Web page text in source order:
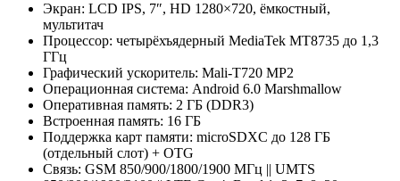
Экран: LCD IPS, 7″, HD 1280×720, ёмкостный,
мультитач
Процессор: четырёхъядерный MediaTek MT8735 до 1,3
ГГц
Графический ускоритель: Mali-T720 MP2
Операционная система: Android 6.0 Marshmallow
Оперативная память: 2 ГБ (DDR3)
Встроенная память: 16 ГБ
Поддержка карт памяти: microSDXC до 128 ГБ
(отдельный слот) + OTG
Связь: GSM 850/900/1800/1900 МГц || UMTS